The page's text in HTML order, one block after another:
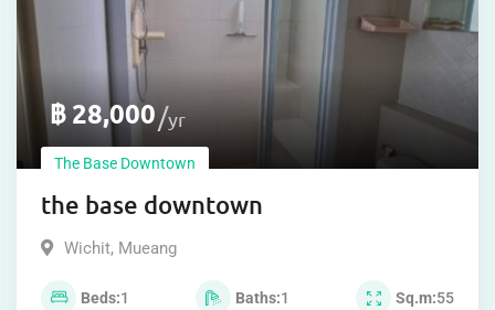
฿28,000 yr
The Base Downtown
the base downtown
Wichit, Mueang
Beds 1 Baths 1 Sq.m 55